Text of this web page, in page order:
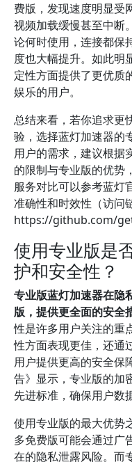
费版，发现速度明显受
视频加载缓慢甚至中断
论何时使用，连接都保
度也大幅提升。如此明
定性方面提供了更优质
娱乐的用户。
总结来看，若你追求更
验，选择蓝灯加速器的
用户的需求，建议根据
的限制与专业版的优势
服务对比可以参考蓝灯
准确性和时效性（访问
https://github.com/
使用专业版是
护和安全性？
专业版蓝灯加速器在隐
版，提供更全面的安全
性是许多用户关注的重
性方面表现更佳，还通
用户提供更高的安全保
告》显示，专业版的加
先进标准，确保用户数
使用专业版的最大优势
多免费版可能会通过广
在的隐私泄露风险。而